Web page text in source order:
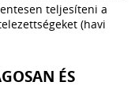
teljesíteni a
(havi
ÉS